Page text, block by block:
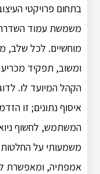
בתחום פרויקטי
משמשת עמוד השדרה
מוחשיים. לכל שלב,
ומשוב, תפקיד
הקהל המיועד לו.
איסוף נתונים; זו
המשתמש, לחשוף
משמעותי על
אמפתיה, ומאפשרת